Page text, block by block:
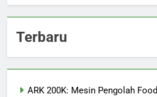
Terbaru
ARK 200K: Mesin Pengolah